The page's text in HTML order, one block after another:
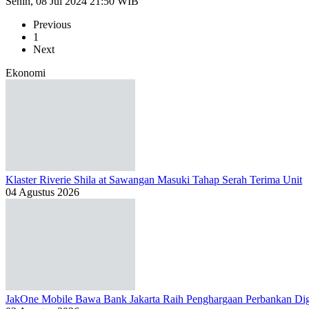
Previous
1
Next
Ekonomi
Klaster Riverie Shila at Sawangan Masuki Tahap Serah Terima Unit
04 Agustus 2026
JakOne Mobile Bawa Bank Jakarta Raih Penghargaan Perbankan